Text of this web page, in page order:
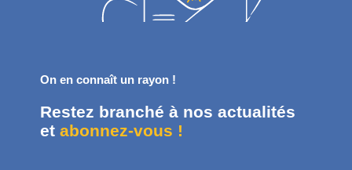
On en connaît un rayon !
Restez branché à nos actualités
etabonnez-vous !